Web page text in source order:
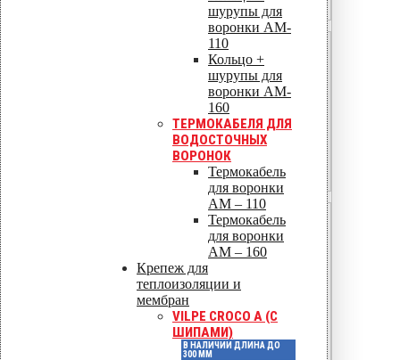
шурупы для
воронки AM-
110
Кольцо +
шурупы для
воронки AM-
160
ТЕРМОКАБЕЛЯ ДЛЯ
ВОДОСТОЧНЫХ
ВОРОНОК
Термокабель
для воронки
AM – 110
Термокабель
для воронки
AM – 160
Крепеж для
теплоизоляции и
мембран
VILPE CROCO A (С
ШИПАМИ)
В НАЛИЧИИ ДЛИНА ДО
300 ММ
OSB-3 / OSB-4
Ориентированно-стружечная
18–22
Специальная резьба для плитных
материалов
Фанера ФСФ
Фанера повышенной
водостойкости
18–21
Шуруп с мелкой резьбой,
предварительное засверливание